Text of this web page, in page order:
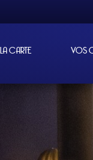
LA CARTE VOS